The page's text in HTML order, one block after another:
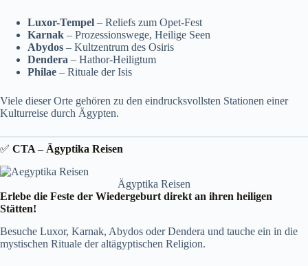
Luxor-Tempel – Reliefs zum Opet-Fest
Karnak – Prozessionswege, Heilige Seen
Abydos – Kultzentrum des Osiris
Dendera – Hathor-Heiligtum
Philae – Rituale der Isis
Viele dieser Orte gehören zu den eindrucksvollsten Stationen einer
Kulturreise durch Ägypten.
✅ CTA – Ägyptika Reisen
Ägyptika Reisen
Erlebe die Feste der Wiedergeburt direkt an ihren heiligen
Stätten!
Besuche Luxor, Karnak, Abydos oder Dendera und tauche ein in die
mystischen Rituale der altägyptischen Religion.